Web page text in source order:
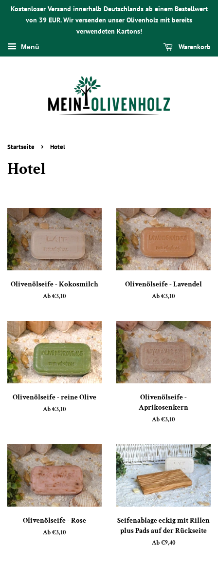
Kostenloser Versand innerhalb Deutschlands ab einem Bestellwert
von 39 EUR. Wir versenden unser Olivenholz mit bereits
verwendeten Kartons!
Menü Warenkorb
Startseite › Hotel
Hotel
Olivenölseife - Kokosmilch
Ab €3,10
Olivenölseife - Lavendel
Ab €3,10
Olivenölseife - reine Olive
Ab €3,10
Olivenölseife -
Aprikosenkern
Ab €3,10
Olivenölseife - Rose
Ab €3,10
Seifenablage eckig mit Rillen
plus Pads auf der Rückseite
Ab €9,40